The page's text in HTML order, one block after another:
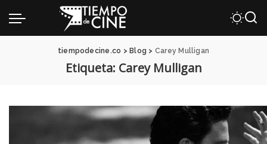
tiempodecine.co > Blog > Carey Mulligan
Etiqueta: Carey Mulligan